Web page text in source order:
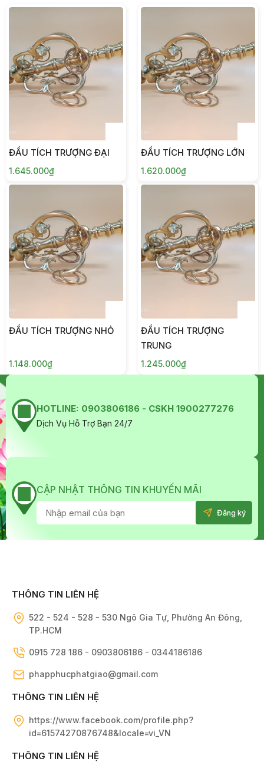
ĐẦU TÍCH TRƯỢNG ĐẠI
1.645.000₫
ĐẦU TÍCH TRƯỢNG LỚN
1.620.000₫
ĐẦU TÍCH TRƯỢNG NHỎ
1.148.000₫
ĐẦU TÍCH TRƯỢNG
TRUNG
1.245.000₫
HOTLINE: 0903806186 - CSKH 1900277276
Dịch Vụ Hỗ Trợ Bạn 24/7
CẬP NHẬT THÔNG TIN KHUYẾN MÃI
THÔNG TIN LIÊN HỆ
522 - 524 - 528 - 530 Ngô Gia Tự, Phường An Đông,
TP.HCM
0915 728 186 - 0903806186 - 0344186186
phapphucphatgiao@gmail.com
THÔNG TIN LIÊN HỆ
https://www.facebook.com/profile.php?
id=61574270876748&locale=vi_VN
THÔNG TIN LIÊN HỆ